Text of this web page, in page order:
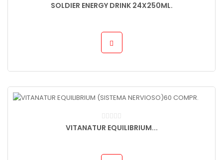
SOLDIER ENERGY DRINK 24X250ML.
VITANATUR EQUILIBRIUM...